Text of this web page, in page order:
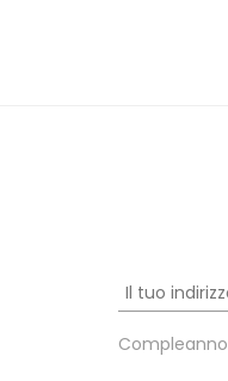
Compleanno